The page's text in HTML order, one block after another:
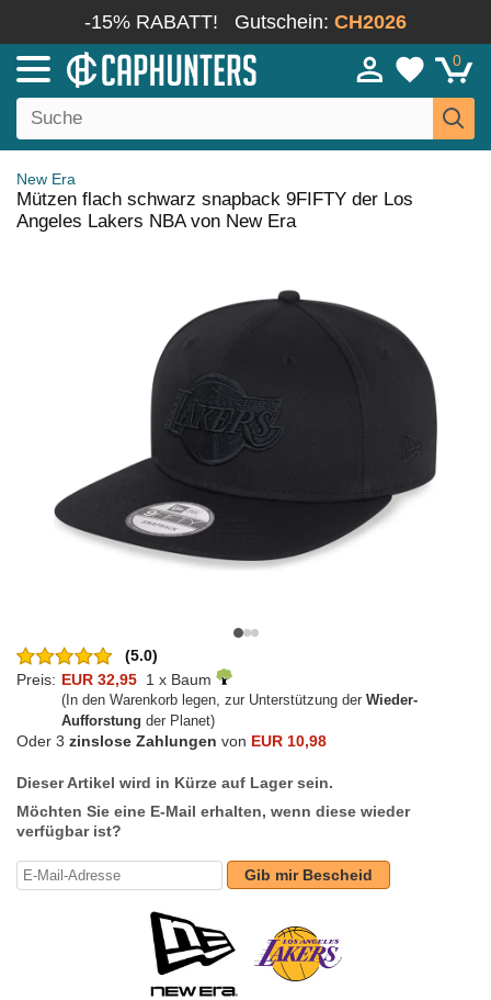
-15% RABATT! Gutschein: CH2026
0
New Era
Mützen flach schwarz snapback 9FIFTY der Los
Angeles Lakers NBA von New Era
(5.0)
Preis: EUR 32,95 1 x Baum
(In den Warenkorb legen, zur Unterstützung der Wieder-
Aufforstung der Planet)
Oder 3 zinslose Zahlungen von EUR 10,98
Dieser Artikel wird in Kürze auf Lager sein.
Möchten Sie eine E-Mail erhalten, wenn diese wieder
verfügbar ist?
Gib mir Bescheid